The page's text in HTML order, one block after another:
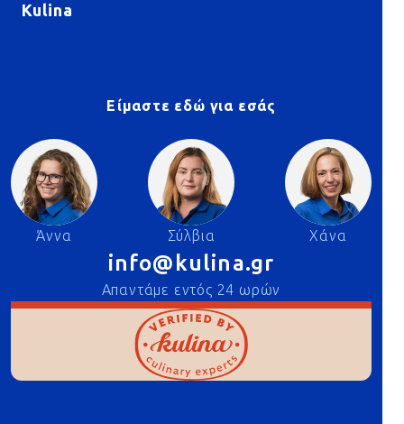
Kulina
Είμαστε εδώ για εσάς
Άννα Σύλβια Χάνα
info@kulina.gr
Απαντάμε εντός 24 ωρών